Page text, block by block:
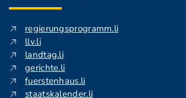
regierungsprogramm.li
llv.li
landtag.li
gerichte.li
fuerstenhaus.li
staatskalender.li